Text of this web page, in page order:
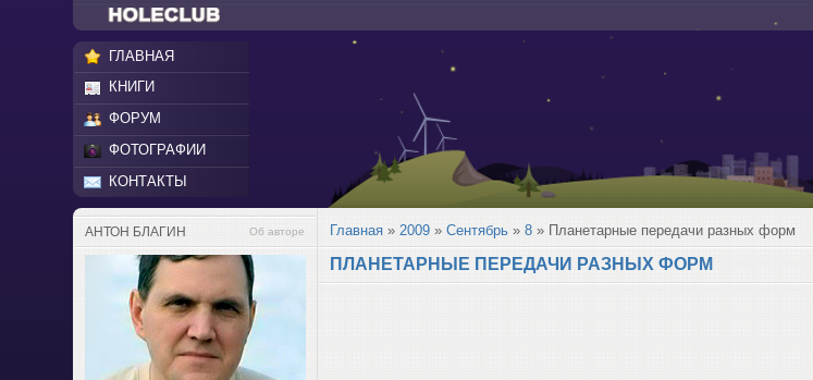
ГЛАВНАЯ
КНИГИ
ФОРУМ
ФОТОГРАФИИ
КОНТАКТЫ
АНТОН БЛАГИН Об авторе Главная »2009 » Сентябрь » 8 » Планетарные передачи разных форм
ПЛАНЕТАРНЫЕ ПЕРЕДАЧИ РАЗНЫХ ФОРМ